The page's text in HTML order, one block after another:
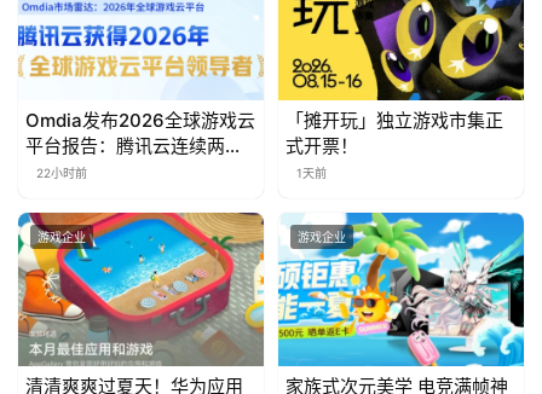
接
会
海
中
文
(
中
Omdia发布2026全球游戏云
平台报告：腾讯云连续两年
入选“领导者”象限
22小时前
「摊开玩」独立游戏市集正
式开票！
1天前
游戏企业
清清爽爽过夏天！华为应用
游戏企业
家族式次元美学 电竞满帧神